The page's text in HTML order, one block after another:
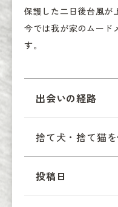
保護した二日後台風が
今では我が家のムード
す。
出会いの経路
捨て犬・捨て猫
投稿日